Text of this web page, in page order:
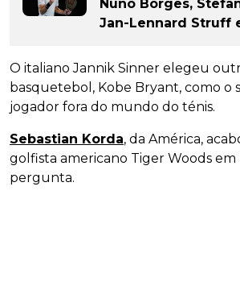
Nuno Borges,
Jan-Lennard Struff
O italiano Jannik Sinner elegeu
basquetebol, Kobe Bryant, como o
jogador fora do mundo do ténis.
Sebastian Korda, da América,
golfista americano Tiger Woods em
pergunta.